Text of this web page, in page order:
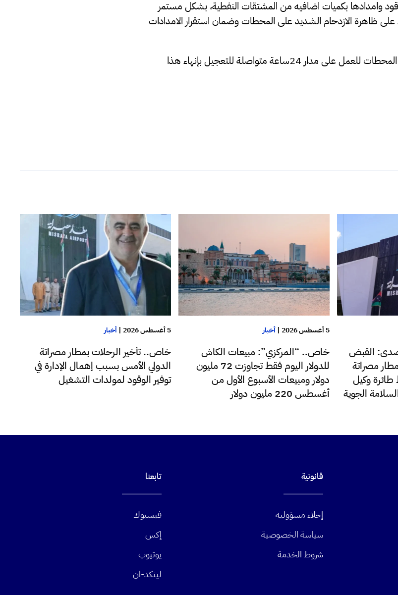
وامدادها بكميات اضافيه من المشتقات النفطية، بشكل مستمر
القضاء على ظاهرة الازدحام الشديد على المحطات وضمان استقرار الامدادات
وقالت البريقة: تم تحديد عدد من المحطات للعمل على مدار 24ساعة متواصلة للتعجيل بإنهاء هذا
القبض
مصراتة
وكيل
الجوية
5 أغسطس 2026 |أخبار
خاص.. “المركزي”: مبيعات الكاش
للدولار اليوم فقط تجاوزت 72 مليون
دولار ومبيعات الأسبوع الأول من
أغسطس 220 مليون دولار
5 أغسطس 2026 |أخبار
خاص.. تأخير الرحلات بمطار مصراتة
الدولي الأمس بسبب إهمال الإدارة في
توفير الوقود لمولدات التشغيل
قانونية
إخلاء مسؤولية
سياسة الخصوصية
شروط الخدمة
تابعنا
فيسبوك
إكس
يوتيوب
لينكد-ان